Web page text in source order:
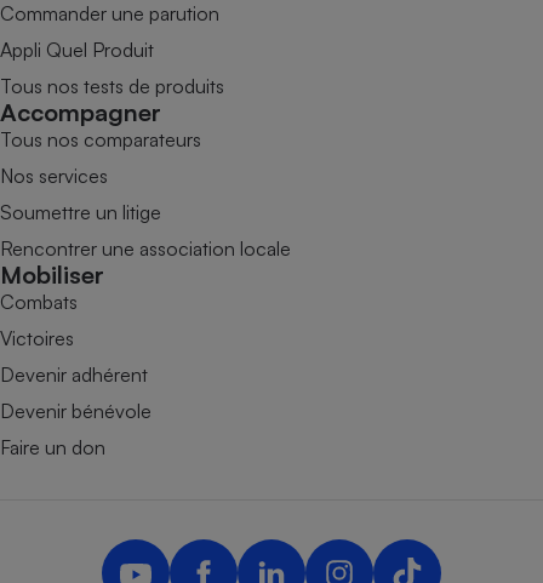
Commander une parution
Appli Quel Produit
Tous nos tests de produits
Accompagner
Tous nos comparateurs
Nos services
Soumettre un litige
Rencontrer une association locale
Mobiliser
Combats
Victoires
Devenir adhérent
Devenir bénévole
Faire un don